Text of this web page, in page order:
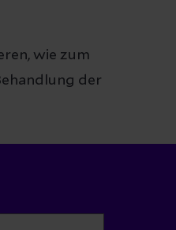
wie zum
der